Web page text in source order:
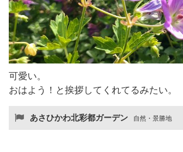
可愛い。
おはよう！と挨拶してくれてるみたい。
あさひかわ北彩都ガーデン 自然・景勝地